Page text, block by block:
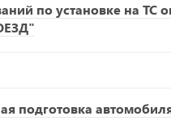
по установке на ТС
подготовка